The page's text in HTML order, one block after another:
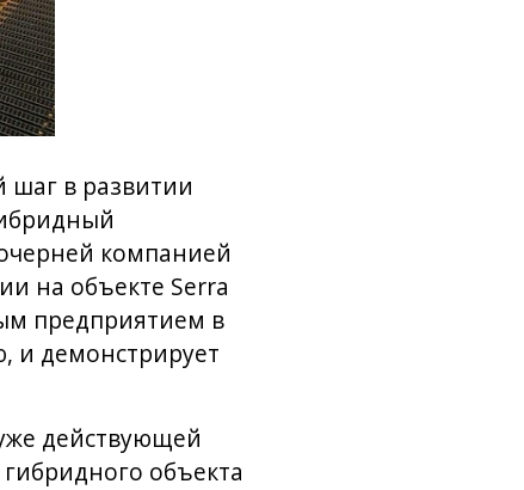
шаг в развитии
компанией
на объекте Serra
предприятием в
и демонстрирует
действующей
объекта